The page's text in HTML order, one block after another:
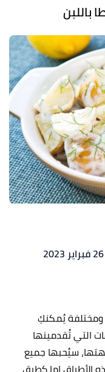
يُمكنكِ
التي تُقدمينها
سيُحبها جميع